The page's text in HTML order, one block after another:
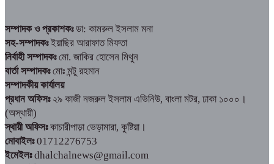
সম্পাদক ও প্রকাশকঃডা: কামরুল ইসলাম মনা
সহ-সম্পাদকঃইয়াছির আরাফাত মিফতা
নির্বাহী সম্পাদকঃমো. জাকির হোসেন মিথুন
বার্তা সম্পাদকঃমোঃ মন্টু রহমান
সম্পাদকীয় কার্যালয়
প্রধান অফিসঃ২৯ কাজী নজরুল ইসলাম এভিনিউ, বাংলা মটর, ঢাকা ১০০০।
(অস্থায়ী)
স্থায়ী অফিসঃকাচারীপাড়া ভেড়ামারা, কুষ্টিয়া।
মোবাইলঃ01712276753
ইমেইলঃdhalchalnews@gmail.com